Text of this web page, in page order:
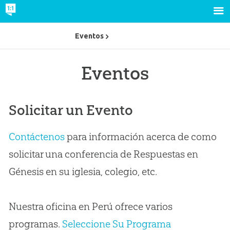
Eventos
Solicitar un Evento
Contáctenospara información acerca de como
solicitar una conferencia de Respuestas en
Génesis en su iglesia, colegio, etc.
Nuestra oficina en Perú ofrece varios
programas. Seleccione Su Programa
Eventos